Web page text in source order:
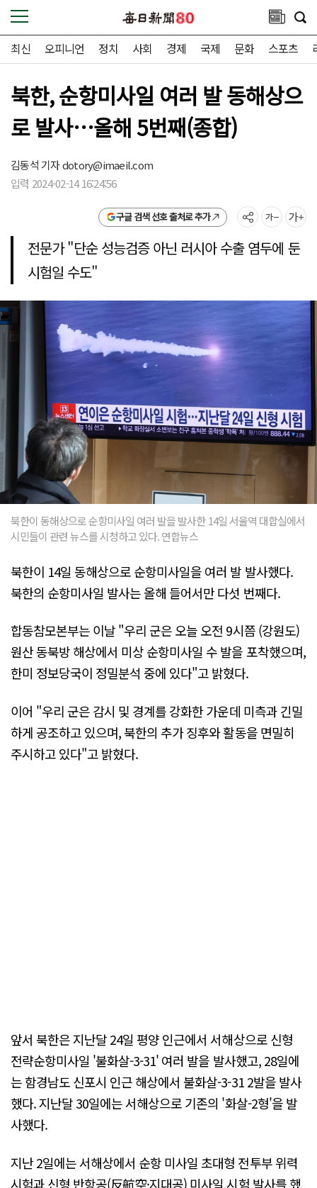
최신 오피니언 정치 사회 경제 국제 문화 스포츠
북한, 순항미사일 여러 발 동해상으
로 발사…올해 5번째(종합)
김동석 기자dotory@imaeil.com
입력 2024-02-14 16:24:56
구글 검색 선호 출처로 추가
전문가 "단순 성능검증 아닌 러시아 수출 염두에 둔
시험일 수도"
북한이 동해상으로 순항미사일 여러 발을 발사한 14일 서울역 대합실에서
시민들이 관련 뉴스를 시청하고 있다. 연합뉴스
북한이 14일 동해상으로 순항미사일을 여러 발 발사했다.
북한의 순항미사일 발사는 올해 들어서만 다섯 번째다.
합동참모본부는 이날 "우리 군은 오늘 오전 9시쯤 (강원도)
원산 동북방 해상에서 미상 순항미사일 수 발을 포착했으며,
한미 정보당국이 정밀분석 중에 있다"고 밝혔다.
이어 "우리 군은 감시 및 경계를 강화한 가운데 미측과 긴밀
하게 공조하고 있으며, 북한의 추가 징후와 활동을 면밀히
주시하고 있다"고 밝혔다.
앞서 북한은 지난달 24일 평양 인근에서 서해상으로 신형
전략순항미사일 '불화살-3-31' 여러 발을 발사했고, 28일에
는 함경남도 신포시 인근 해상에서 불화살-3-31 2발을 발사
했다. 지난달 30일에는 서해상으로 기존의 '화살-2형'을 발
사했다.
지난 2일에는 서해상에서 순항 미사일 초대형 전투부 위력
시험과 신형 반항공(反航空·지대공) 미사일 시험 발사를 했